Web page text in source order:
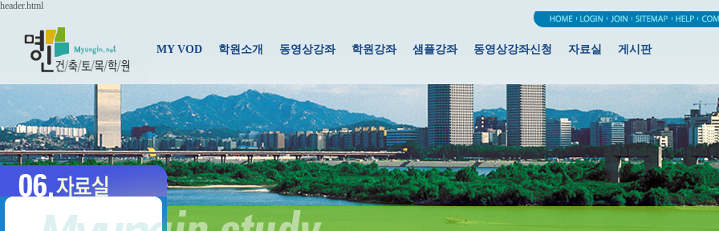
header.html
MY VOD 학원소개 동영상강좌 학원강좌 샘플강좌 동영상강좌신청 자료실 게시판